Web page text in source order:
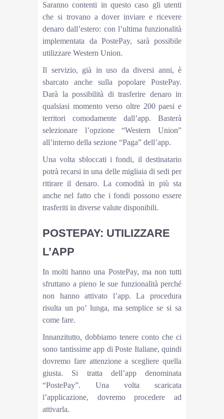
Saranno contenti in questo caso gli utenti
che si trovano a dover inviare e ricevere
denaro dall’estero: con l’ultima funzionalità
implementata da PostePay, sarà possibile
utilizzare Western Union.
Il servizio, già in uso da diversi anni, è
sbarcato anche sulla popolare PostePay.
Darà la possibilità di trasferire denaro in
qualsiasi momento verso oltre 200 paesi e
territori comodamente dall’app. Basterà
selezionare l’opzione “Western Union”
all’interno della sezione “Paga” dell’app.
Una volta sbloccati i fondi, il destinatario
potrà recarsi in una delle migliaia di sedi per
ritirare il denaro. La comodità in più sta
anche nel fatto che i fondi possono essere
trasferiti in diverse valute disponibili.
POSTEPAY: UTILIZZARE
L’APP
In molti hanno una PostePay, ma non tutti
sfruttano a pieno le sue funzionalità perché
non hanno attivato l’app. La procedura
risulta un po’ lunga, ma semplice se si sa
come fare.
Innanzitutto, dobbiamo tenere conto che ci
sono tantissime app di Poste Italiane, quindi
dovremo fare attenzione a scegliere quella
giusta. Si tratta dell’app denominata
“PostePay”. Una volta scaricata
l’applicazione, dovremo procedere ad
attivarla.